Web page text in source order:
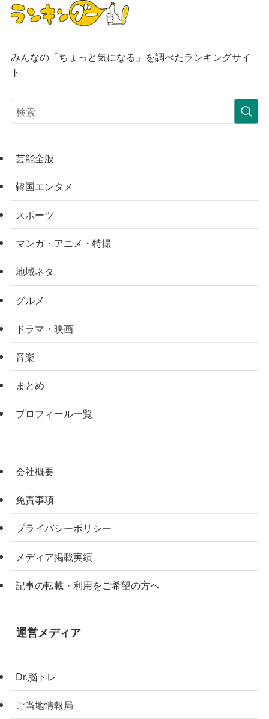
みんなの「ちょっと気になる」を調べたランキングサイ
ト
芸能全般
韓国エンタメ
スポーツ
マンガ・アニメ・特撮
地域ネタ
グルメ
ドラマ・映画
音楽
まとめ
プロフィール一覧
会社概要
免責事項
プライバシーポリシー
メディア掲載実績
記事の転載・利用をご希望の方へ
運営メディア
Dr.脳トレ
ご当地情報局